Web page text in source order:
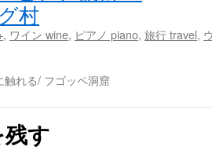
村
, ワイン wine, ピアノ piano, 旅行 travel,
れる/ フゴッペ洞窟
す